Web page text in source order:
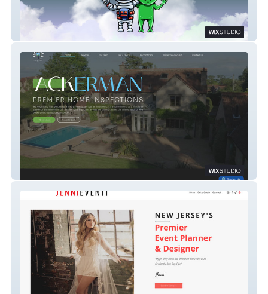
Ackerman Inspections